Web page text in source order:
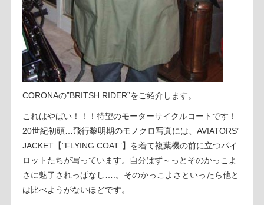
CORONAの”BRITSH RIDER”をご紹介します。
これはやばい！！！待望のモーターサイクルコートです！
20世紀初頭…飛行黎明期のモノクロ写真には、AVIATORS’
JACKET【”FLYING COAT”】を着て複葉機の前に立つパイ
ロットたちが写っています。自分はず～っとそのかっこよ
さに魅了されっぱなし….。そのかっこよさといったら他と
は比べようがないほどです。